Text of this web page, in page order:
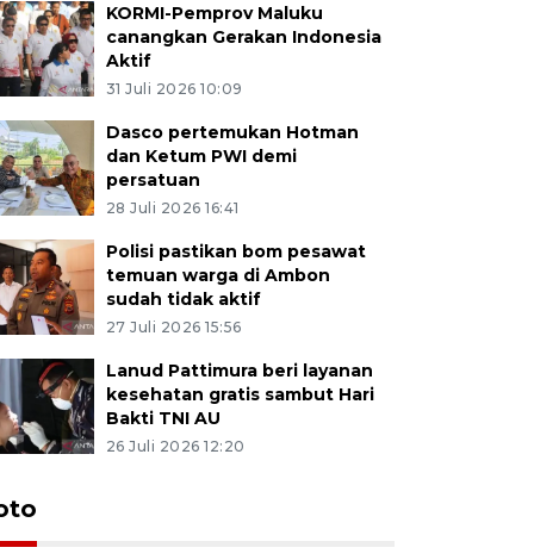
KORMI-Pemprov Maluku
canangkan Gerakan Indonesia
Aktif
31 Juli 2026 10:09
Dasco pertemukan Hotman
dan Ketum PWI demi
persatuan
28 Juli 2026 16:41
Polisi pastikan bom pesawat
temuan warga di Ambon
sudah tidak aktif
27 Juli 2026 15:56
Lanud Pattimura beri layanan
kesehatan gratis sambut Hari
Bakti TNI AU
26 Juli 2026 12:20